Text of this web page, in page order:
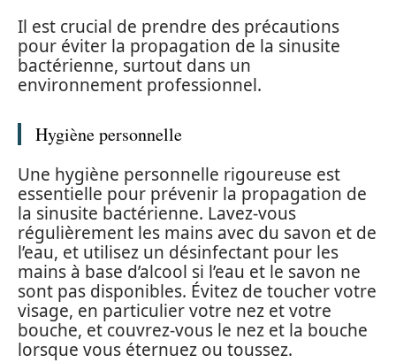
Il est crucial de prendre des précautions
pour éviter la propagation de la sinusite
bactérienne, surtout dans un
environnement professionnel.
Hygiène personnelle
Une hygiène personnelle rigoureuse est
essentielle pour prévenir la propagation de
la sinusite bactérienne. Lavez-vous
régulièrement les mains avec du savon et de
l’eau, et utilisez un désinfectant pour les
mains à base d’alcool si l’eau et le savon ne
sont pas disponibles. Évitez de toucher votre
visage, en particulier votre nez et votre
bouche, et couvrez-vous le nez et la bouche
lorsque vous éternuez ou toussez.